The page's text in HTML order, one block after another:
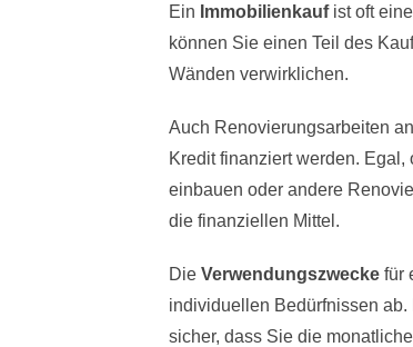
Ein Immobilienkaufist oft
können Sie einen Teil des
Wänden verwirklichen.
Auch Renovierungsarbeiten
Kredit finanziert werden.
einbauen oder andere
die finanziellen Mittel.
Die Verwendungszwecke für
individuellen Bedürfnissen
sicher, dass Sie die